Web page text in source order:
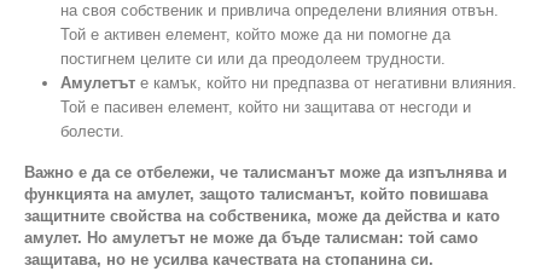
на своя собственик и привлича определени влияния отвън.
Той е активен елемент, който може да ни помогне да
постигнем целите си или да преодолеем трудности.
Амулетъте камък, който ни предпазва от негативни влияния.
Той е пасивен елемент, който ни защитава от несгоди и
болести.
Важно е да се отбележи, че талисманът може да изпълнява и
функцията на амулет, защото талисманът, който повишава
защитните свойства на собственика, може да действа и като
амулет. Но амулетът не може да бъде талисман: той само
защитава, но не усилва качествата на стопанина си.